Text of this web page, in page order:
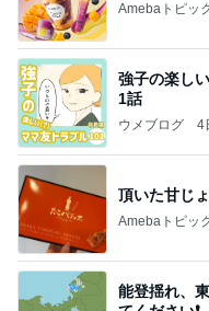
Amebaトピッ
強子の楽し
1話
ウメブログ 4
頂いた甘じ
Amebaトピッ
能登揺れ、